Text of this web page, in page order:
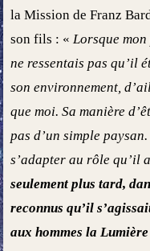
la Mission de Franz
son fils : «Lorsque
ne ressentais pas qu’il
son environnement,
que moi. Sa manière
pas d’un simple
s’adapter au rôle qu’il
seulement plus tard,
reconnus qu’il
aux hommes la